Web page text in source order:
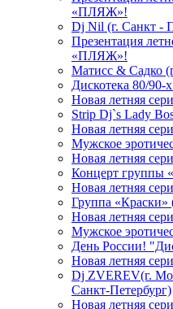
«ПЛЯЖ»!
Dj Nil (г. Санкт -
Презентация
«ПЛЯЖ»!
Матисс & Садко
Дискотека 80/90-
Новая летняя
Strip Dj`s Lady
Новая летняя
Мужское
Новая летняя
Концерт группы
Новая летняя
Группа «Краски»
Новая летняя
Мужское
День России!
Новая летняя
Dj ZVEREV(г.
Санкт-Петербург)
Новая летняя